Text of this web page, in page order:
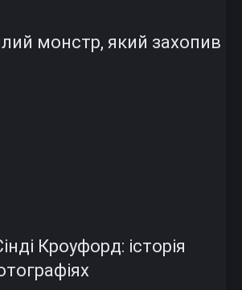
монстр, який захопив
Кроуфорд: історія